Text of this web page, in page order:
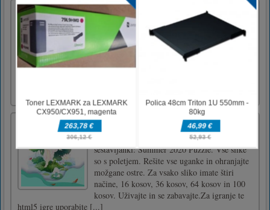
Igra streljanje ostrostrelske steklenice
V trgovini z orožjem izberite svojo najljubšo
pištolo in v legendarni strelec v igri Streljanje
po steklenicah streljajte na steklenice, da
streljate na steklenice. Pokažite svoje
spretnosti ostrostrelskega streljanja s pravim
Igrajte se s 6 slikami v tej popolni
sestavljanki: Summer 2020 Puzzle. Vse slike
so s poletjem. Rešite vse uganke in ohranjajte
možgane ostre. Za vsako sliko imate štiri
načine, 16 kosov, 36 kosov, 64 kosov in 100
kosov. Uživajte in se zabavajte.Za igranje te
html5 igre uporabite [...]